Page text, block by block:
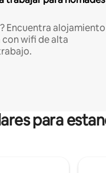
Encuentra alojamiento
wifi de alta
para